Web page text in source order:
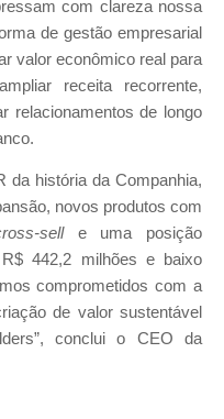
com clareza nossa
de gestão empresarial
valor econômico real para
receita recorrente,
relacionamentos de longo
da história da Companhia,
novos produtos com
sell e uma posição
442,2 milhões e baixo
comprometidos com a
de valor sustentável
conclui o CEO da